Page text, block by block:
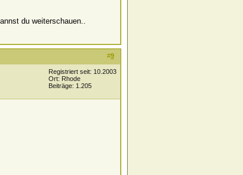
du weiterschauen..
#9
Registriert seit: 10.2003
Ort: Rhode
Beiträge: 1.205